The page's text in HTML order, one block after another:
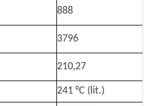
888
3796
210,27
241 °C (lit.)